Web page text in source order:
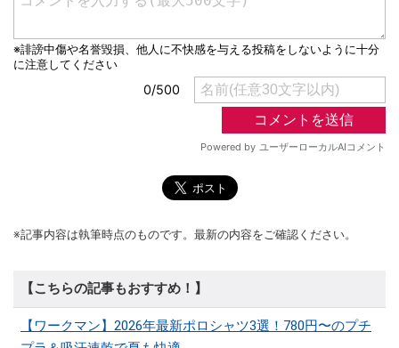
※記事内容は執筆時点のものです。最新の内容をご確認ください。
【こちらの記事もおすすめ！】
【ワークマン】2026年最新ポロシャツ3選！780円〜のプチ